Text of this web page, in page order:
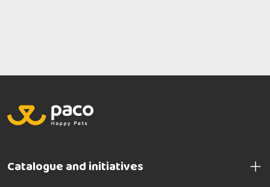
Catalogue and initiatives